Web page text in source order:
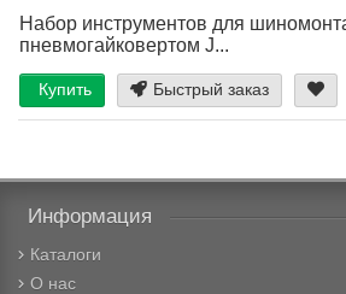
Набор инструментов для
пневмогайковертом J...
Купить Быстрый заказ
Информация
Каталоги
О нас